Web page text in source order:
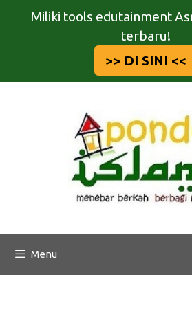
Menu
Miliki tools edutainment
terbaru!
>> DI SINI <<